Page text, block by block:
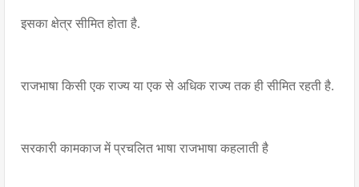
इसका क्षेत्र सीमित होता है.
राजभाषा किसी एक राज्य या एक से अधिक राज्य तक ही सीमित रहती है.
सरकारी कामकाज में प्रचलित भाषा राजभाषा कहलाती है